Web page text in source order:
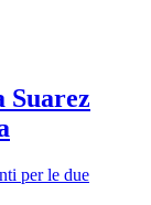
Suarez
per le due